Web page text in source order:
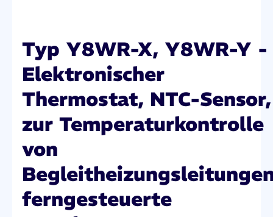
Typ Y8WR-X, Y8WR-Y -
Elektronischer
Thermostat, NTC-Sensor,
zur Temperaturkontrolle
von
ferngesteuerte